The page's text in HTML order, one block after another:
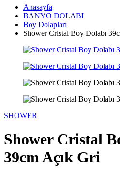
Anasayfa
BANYO DOLABI
Boy Dolapları
Shower Cristal Boy Dolabı
SHOWER
Shower Cristal
39cm Açık Gri